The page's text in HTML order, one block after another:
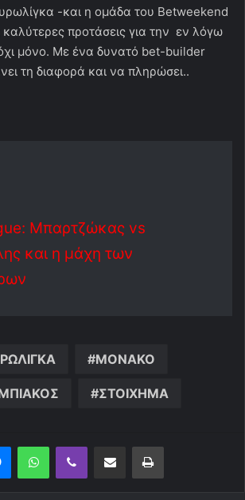
-και η ομάδα του Betweekend
καλύτερες προτάσεις για την εν λόγω
μόνο. Με ένα δυνατό bet-builder
τη διαφορά και να πληρώσει..
Μπαρτζώκας vs
και η μάχη των
ΜΟΝΑΚΟ
ΣΤΟΙΧΗΜΑ
MessengerWhatsAppViber Κοινοποίηση μέσω ηλεκτρονικού ταχυδρομείουΕκτύπωση